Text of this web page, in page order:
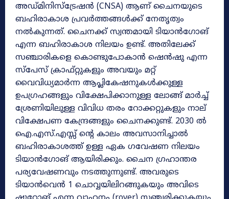
അഡ്മിനിസ്ട്രേഷൻ (CNSA) ആണ് ചൈനയുടെ
ബഹിരാകാശ പ്രവർത്തങ്ങൾക്ക് നേതൃത്വം
നൽകുന്നത്. ചൈനക്ക് സ്വന്തമായി ടിയാൻഗോങ്
എന്ന ബഹിരാകാശ നിലയം ഉണ്ട്. അതിലേക്ക്
സഞ്ചാരികളെ കൊണ്ടുപോകാൻ ഷെൻഷു എന്ന
സ്പേസ് ക്രാഫ്റ്റുകളും അവയും മറ്റ്
വൈവിധ്യമാർന്ന ആപ്ലികേഷനുകൾക്കുള്ള
ഉപഗ്രഹങ്ങളും വിക്ഷേപിക്കാനുള്ള ലോങ്ങ് മാർച്ച്
ശ്രേണിയിലുള്ള വിവിധ തരം റോക്കറ്റുകളും നാല്
വിക്ഷേപണ കേന്ദ്രങ്ങളും ചൈനക്കുണ്ട്. 2030 ൽ
ഐ.എസ്.എസ്സ് ന്റെ കാലം അവസാനിച്ചാൽ
ബഹിരാകാശത്ത് ഉള്ള ഏക ഗവേഷണ നിലയം
ടിയാൻഗോങ് ആയിരിക്കും. ചൈന ഗ്രഹാന്തര
പര്യവേഷണവും നടത്തുന്നുണ്ട്. അവരുടെ
ടിയാൻവെൻ 1 ചൊവ്വയിലിറങ്ങുകയും അവിടെ